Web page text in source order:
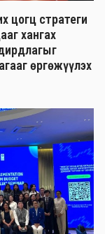
цогц стратеги
хангах
өргөжүүлэх